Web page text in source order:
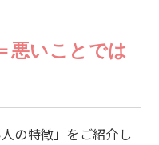
悪いことでは
の特徴」をご紹介し